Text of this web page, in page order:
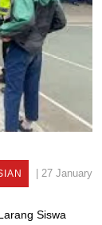
27 January
Siswa